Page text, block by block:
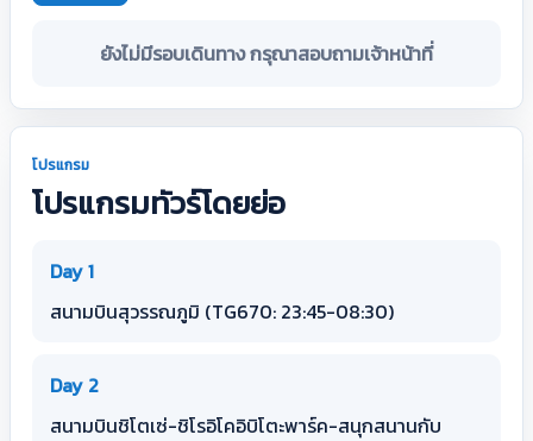
ยังไม่มีรอบเดินทาง กรุณาสอบถามเจ้าหน้าที่
โปรแกรม
โปรแกรมทัวร์โดยย่อ
Day 1
สนามบินสุวรรณภูมิ (TG670: 23:45-08:30)
Day 2
สนามบินชิโตเซ่-ชิโรอิโคอิบิโตะพาร์ค-สนุกสนานกับ